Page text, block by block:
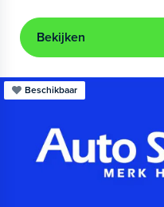
Bekijken
Beschikbaar